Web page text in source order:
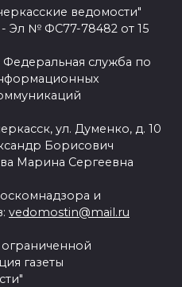
ведомости"
Эл № ФС77-78482 от 15
служба по
ул. Думенко, д. 10
Борисович
Марина Сергеевна
и
vedomostin@mail.ru
газеты